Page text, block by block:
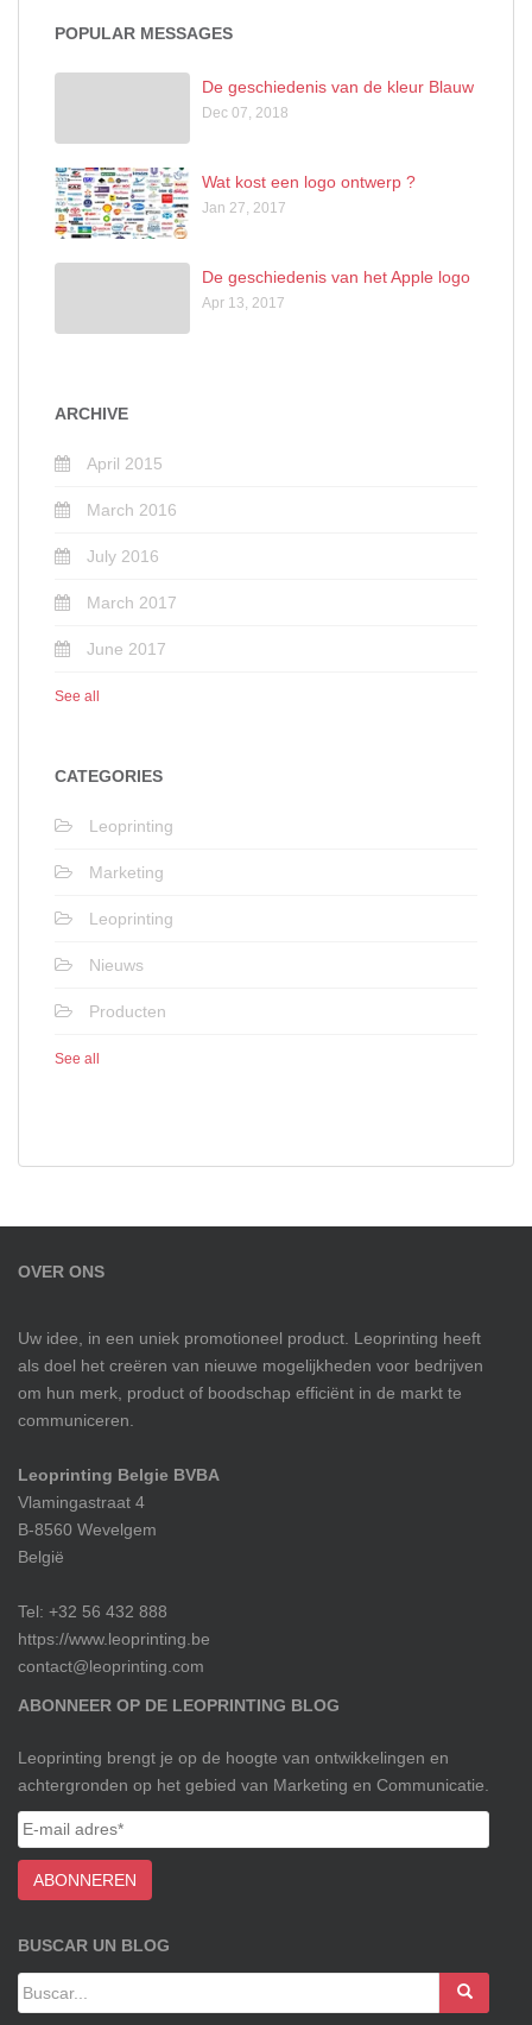
POPULAR MESSAGES
De geschiedenis van de kleur Blauw
Dec 07, 2018
Wat kost een logo ontwerp ?
Jan 27, 2017
De geschiedenis van het Apple logo
Apr 13, 2017
ARCHIVE
April 2015
March 2016
July 2016
March 2017
June 2017
See all
CATEGORIES
Leoprinting
Marketing
Leoprinting
Nieuws
Producten
See all
OVER ONS
Uw idee, in een uniek promotioneel product. Leoprinting heeft
als doel het creëren van nieuwe mogelijkheden voor bedrijven
om hun merk, product of boodschap efficiënt in de markt te
communiceren.
Leoprinting Belgie BVBA
Vlamingastraat 4
B-8560 Wevelgem
België
Tel: +32 56 432 888
https://www.leoprinting.be
contact@leoprinting.com
ABONNEER OP DE LEOPRINTING BLOG
Leoprinting brengt je op de hoogte van ontwikkelingen en
achtergronden op het gebied van Marketing en Communicatie.
BUSCAR UN BLOG